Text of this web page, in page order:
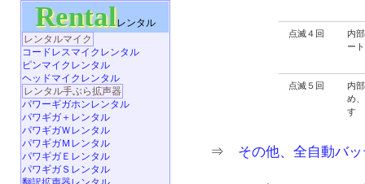
点滅４回
内
ー
点滅５回
内
め
す
⇒ その他、全自動バ
Rentalレンタル
レンタルマイク
コードレスマイクレンタル
ピンマイクレンタル
ヘッドマイクレンタル
レンタル手ぶら拡声器
パワーギガホンレンタル
パワギガ＋レンタル
パワギガＷレンタル
パワギガＭレンタル
パワギガＥレンタル
パワギガＳレンタル